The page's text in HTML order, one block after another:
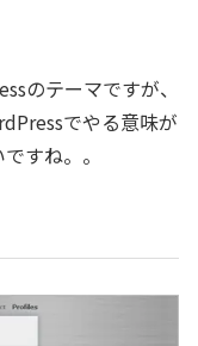
のテーマですが、
でやる意味が
すね。。